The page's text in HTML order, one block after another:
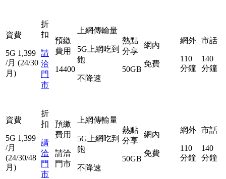
資費
5G 1,399
/月 (24/30
月)
折
扣
請
洽
門
市
預繳
費用
14400
上網傳輸量
5G上網吃到
飽
不降速
熱點
分享
50GB
網內
免費
網外
110
分鐘
市話
140
分鐘
資費
5G 1,399
/月
(24/30/48
月)
折
扣
請
洽
門
市
預繳
費用
請洽
門市
上網傳輸量
5G上網吃到
飽
不降速
熱點
分享
50GB
網內
免費
網外
110
分鐘
市話
140
分鐘